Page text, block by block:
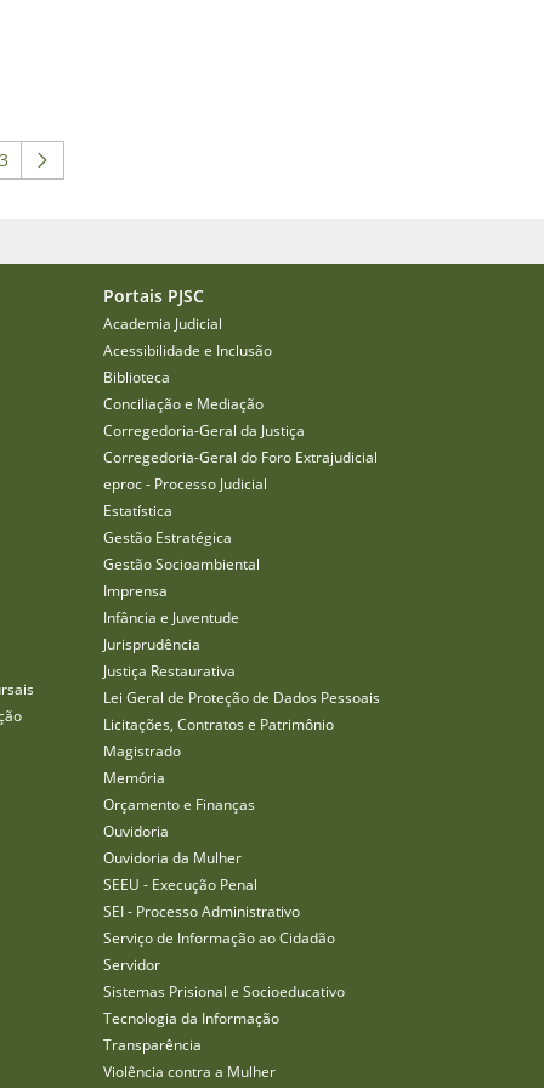
navegar. Usar ABA para navegar.
Portais PJSC
Academia Judicial
Acessibilidade e Inclusão
Biblioteca
Conciliação e Mediação
Corregedoria-Geral da Justiça
Corregedoria-Geral do Foro Extrajudicial
eproc - Processo Judicial
Estatística
Gestão Estratégica
Gestão Socioambiental
Imprensa
Infância e Juventude
Jurisprudência
Justiça Restaurativa
Lei Geral de Proteção de Dados Pessoais
Licitações, Contratos e Patrimônio
Magistrado
Memória
Orçamento e Finanças
Ouvidoria
Ouvidoria da Mulher
SEEU - Execução Penal
SEI - Processo Administrativo
Serviço de Informação ao Cidadão
Servidor
Sistemas Prisional e Socioeducativo
Tecnologia da Informação
Transparência
Violência contra a Mulher